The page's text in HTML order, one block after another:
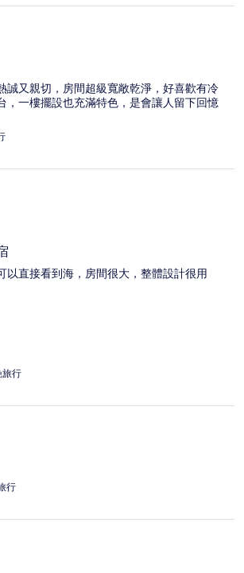
誠又親切，房間超級寬敞乾淨，好喜歡有冷
，一樓擺設也充滿特色，是會讓人留下回憶
以直接看到海，房間很大，整體設計很用
旅行
行